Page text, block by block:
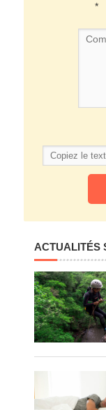
*
ACTUALITÉS